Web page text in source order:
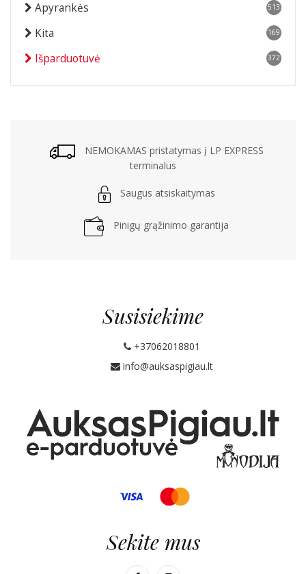
Apyrankės 513
Kita 169
Išparduotuvė 372
NEMOKAMAS pristatymas į LP EXPRESS
terminalus
Saugus atsiskaitymas
Pinigų grąžinimo garantija
Susisiekime
+37062018801
info@auksaspigiau.lt
Sekite mus